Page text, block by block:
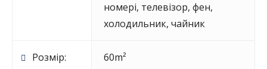
номері, телевізор, фен,
холодильник, чайник
Розмір: 60m²